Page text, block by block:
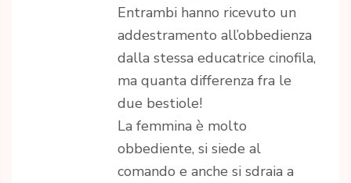
Entrambi hanno ricevuto un
addestramento all’obbedienza
dalla stessa educatrice cinofila,
ma quanta differenza fra le
due bestiole!
La femmina è molto
obbediente, si siede al
comando e anche si sdraia a